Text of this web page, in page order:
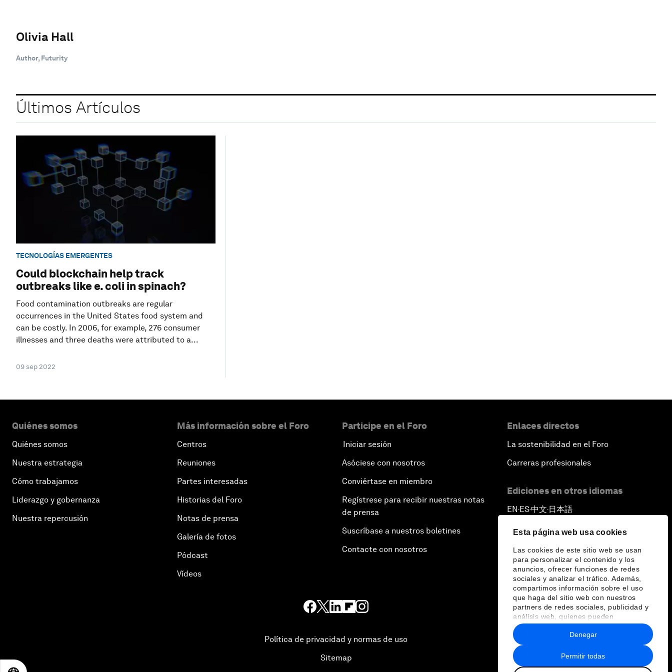
Esta página web usa cookies
Las cookies de este sitio web se usan
para personalizar el contenido y los
anuncios, ofrecer funciones de redes
sociales y analizar el tráfico. Además,
compartimos información sobre el uso
que haga del sitio web con nuestros
partners de redes sociales, publicidad y
análisis web, quienes pueden
combinarla con otra información que les
haya proporcionado o que hayan
recopilado a partir del uso que haya
hecho de sus servicios.
Permitir todas
Denegar
Olivia Hall
Author, Futurity
Últimos Artículos
TECNOLOGÍAS EMERGENTES
Could blockchain help track
outbreaks like e. coli in spinach?
Food contamination outbreaks are regular
occurrences in the United States food system and
can be costly. In 2006, for example, 276 consumer
illnesses and three deaths were attributed to a...
09 sep 2022
Quiénes somos
Quiénes somos
Nuestra estrategia
Cómo trabajamos
Liderazgo y gobernanza
Nuestra repercusión
Más información sobre el Foro
Centros
Reuniones
Partes interesadas
Historias del Foro
Notas de prensa
Galería de fotos
Pódcast
Vídeos
Participe en el Foro
Iniciar sesión
Asóciese con nosotros
Conviértase en miembro
Regístrese para recibir nuestras notas
de prensa
Suscríbase a nuestros boletines
Contacte con nosotros
Enlaces directos
La sostenibilidad en el Foro
Carreras profesionales
Ediciones en otros idiomas
EN ▪ ES▪中文▪ 日本語
Política de privacidad y normas de uso
Sitemap